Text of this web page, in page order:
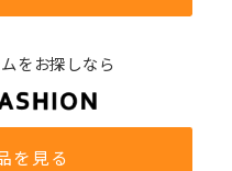
をお探しなら
を見る